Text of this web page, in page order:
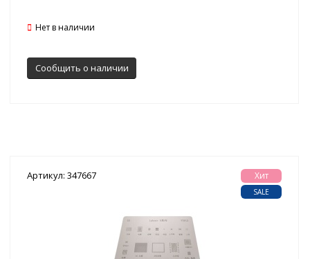
Нет в наличии
Сообщить о наличии
Артикул: 347667 Хит
SALE